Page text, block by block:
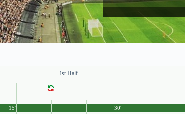
1st Half
15' 30'